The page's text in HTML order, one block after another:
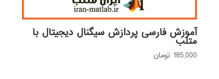
آموزش فارسی پردازش سیگنال دیجیتال با
متلب
185,000 تومان